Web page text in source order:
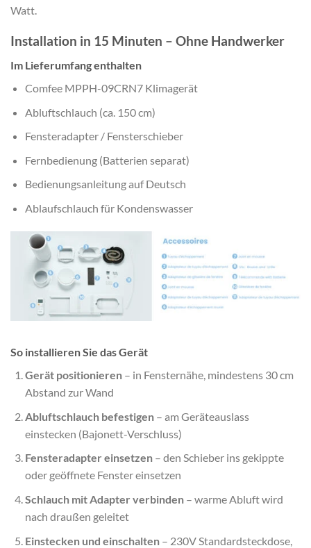
Watt.
Installation in 15 Minuten – Ohne Handwerker
Im Lieferumfang enthalten
Comfee MPPH-09CRN7 Klimagerät
Abluftschlauch (ca. 150 cm)
Fensteradapter / Fensterschieber
Fernbedienung (Batterien separat)
Bedienungsanleitung auf Deutsch
Ablaufschlauch für Kondenswasser
So installieren Sie das Gerät
Gerät positionieren– in Fensternähe, mindestens 30 cm
Abstand zur Wand
Abluftschlauch befestigen– am Geräteauslass
einstecken (Bajonett-Verschluss)
Fensteradapter einsetzen– den Schieber ins gekippte
oder geöffnete Fenster einsetzen
Schlauch mit Adapter verbinden– warme Abluft wird
nach draußen geleitet
Einstecken und einschalten– 230V Standardsteckdose,